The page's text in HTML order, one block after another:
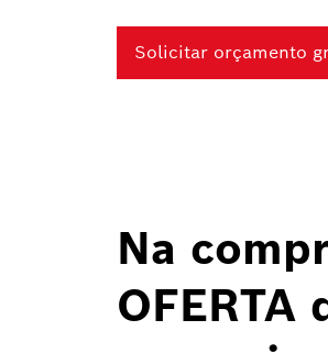
Solicitar orçamento
Na